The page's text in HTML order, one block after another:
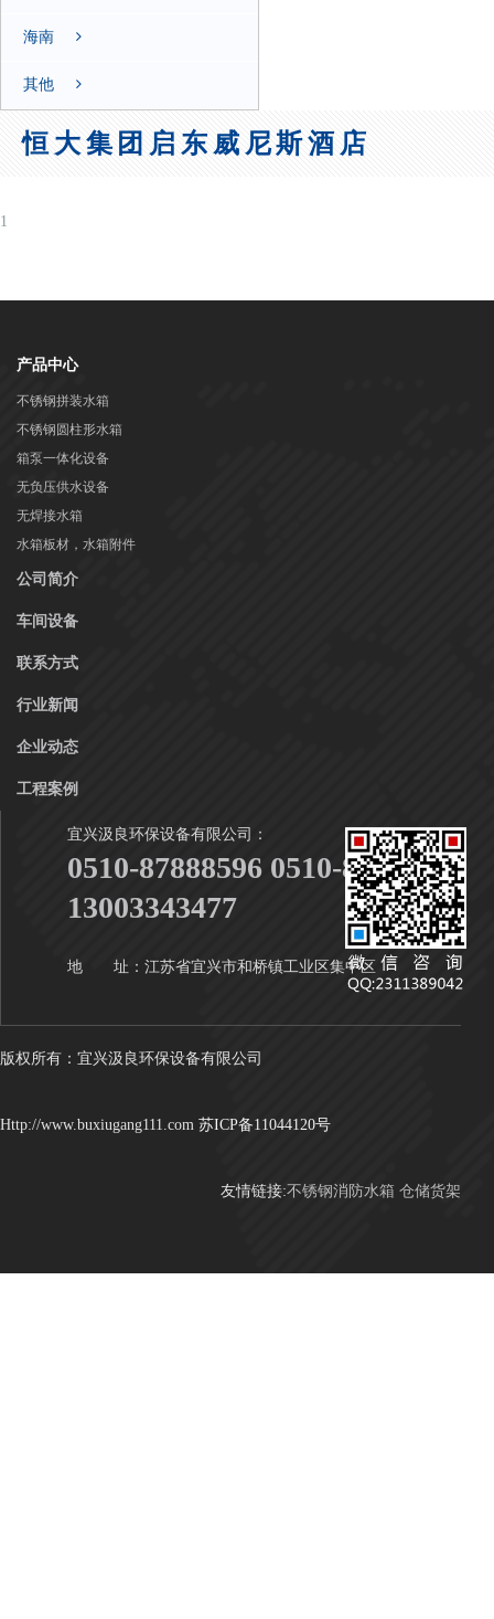
海南
其他
恒大集团启东威尼斯酒店
1
产品中心
不锈钢拼装水箱
不锈钢圆柱形水箱
箱泵一体化设备
无负压供水设备
无焊接水箱
水箱板材，水箱附件
公司简介
车间设备
联系方式
行业新闻
企业动态
工程案例
宜兴汲良环保设备有限公司：
0510-87888596 0510-87888916
13003343477
地 址：江苏省宜兴市和桥镇工业区集中区
版权所有：宜兴汲良环保设备有限公司
Http://www.buxiugang111.com 苏ICP备11044120号
友情链接:不锈钢消防水箱 仓储货架